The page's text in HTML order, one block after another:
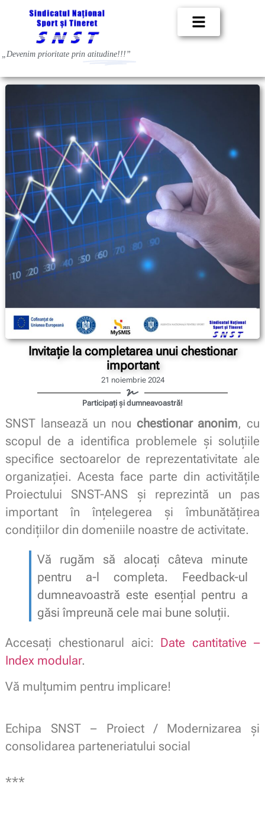
„Devenim prioritate prin atitudine!!!”
Invitație la completarea unui chestionar
important
21 noiembrie 2024
Participați și dumneavoastră!
SNST lansează un nou chestionar anonim, cu
scopul de a identifica problemele și soluțiile
specifice sectoarelor de reprezentativitate ale
organizației. Acesta face parte din activitățile
Proiectului SNST-ANS și reprezintă un pas
important în înțelegerea și îmbunătățirea
condițiilor din domeniile noastre de activitate.
Vă rugăm să alocați câteva minute
pentru a-l completa. Feedback-ul
dumneavoastră este esențial pentru a
găsi împreună cele mai bune soluții.
Accesați chestionarul aici: Date cantitative –
Index modular.
Vă mulțumim pentru implicare!
Echipa SNST – Proiect / Modernizarea și
consolidarea parteneriatului social
***